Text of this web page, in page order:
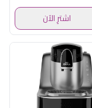
اشترِ الآن